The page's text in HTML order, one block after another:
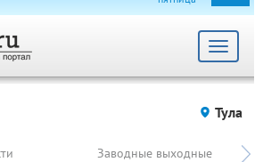
Toggle
Тула
Заводные выходные